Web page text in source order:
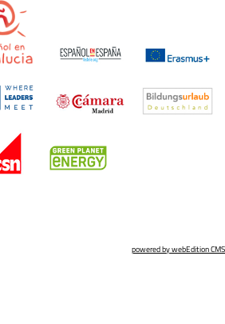
powered by webEdition CMS